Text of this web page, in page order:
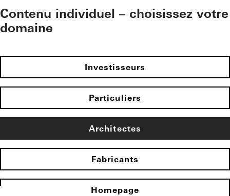
Contenu individuel – choisissez votre
domaine
Investisseurs
Particuliers
Architectes
Fabricants
Homepage